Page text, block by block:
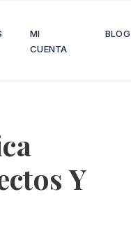
MI
CUENTA
BLOG
Y